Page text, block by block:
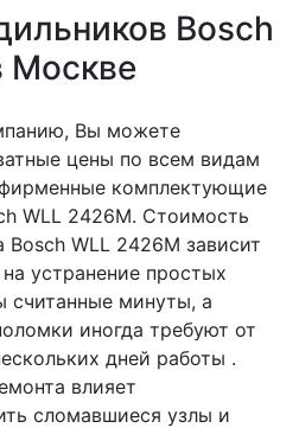
Bosch
Москве
Вы можете
цены по всем видам
комплектующие
WLL 2426M. Стоимость
WLL 2426M зависит
устранение простых
считанные минуты, а
иногда требуют от
дней работы .
влияет
сломавшиеся узлы и